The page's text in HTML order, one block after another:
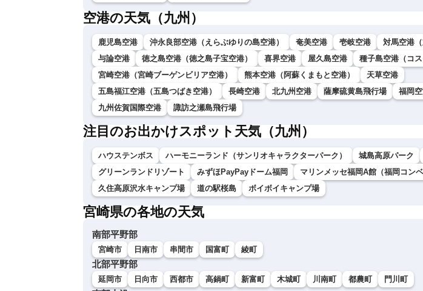
空港の天気（九州）
鹿児島空港 沖永良部空港（えらぶゆりの島空港） 奄美空港 壱岐空港
対馬空港（
与論空港
徳之島空港（徳之島子宝空港） 喜界空港 屋久島空港
種子島空港（コス
宮崎空港（宮崎ブーゲンビリア空港）
熊本空港（阿蘇くまもと空港）
天草空港
五島福江空港（五島つばき空港）
長崎空港 北九州空港 薩摩硫黄島飛行場 福岡
九州佐賀国際空港
諏訪之瀬島飛行場
注目のお出かけスポット天気（九州）
ハウステンボス ハーモニーランド（サンリオキャラクターパーク） 城島高原パーク
グリーンランドリゾート
みずほPayPayドーム福岡
マリンメッセ福岡A館（福岡コン
久住高原沢水キャンプ場
道の駅桜島 ボイボイキャンプ場
宮崎県の各地の天気
南部平野部
宮崎市 日南市 串間市 国富町 綾町
北部平野部
延岡市 日向市 西都市 高鍋町 新富町 木城町 川南町 都農町 門川町